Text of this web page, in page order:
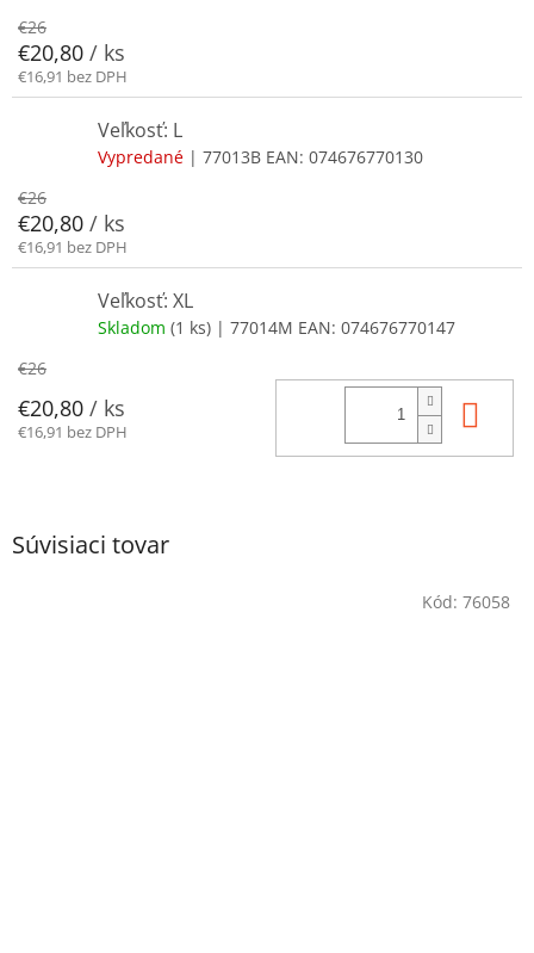
Súvisiaci tovar
Kód: 76058
€26
€20,80 / ks
€16,91 bez DPH
Veľkosť: L
Vypredané | 77013B EAN: 074676770130
€26
€20,80 / ks
€16,91 bez DPH
Veľkosť: XL
Skladom (1 ks) | 77014M EAN: 074676770147
€26
€20,80 / ks
€16,91 bez DPH